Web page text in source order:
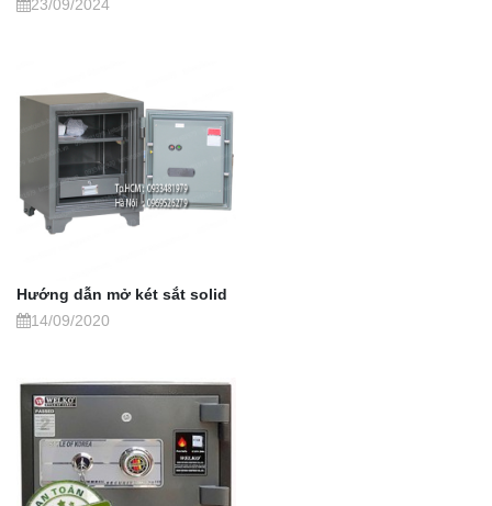
23/09/2024
Hướng dẫn mở két sắt solid
14/09/2020